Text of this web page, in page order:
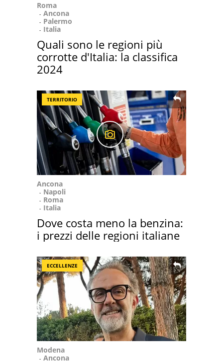
Roma
Ancona
Palermo
Italia
Quali sono le regioni più
corrotte d'Italia: la classifica
2024
TERRITORIO
Ancona
Napoli
Roma
Italia
Dove costa meno la benzina:
i prezzi delle regioni italiane
ECCELLENZE
Modena
Ancona